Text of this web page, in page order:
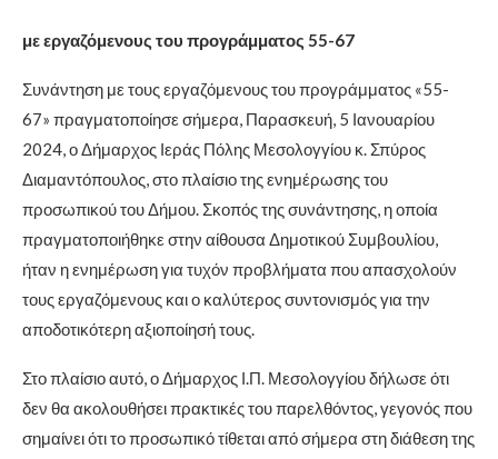
με εργαζόμενους του προγράμματος 55-67
Συνάντηση με τους εργαζόμενους του προγράμματος «55-
67» πραγματοποίησε σήμερα, Παρασκευή, 5 Ιανουαρίου
2024, ο Δήμαρχος Ιεράς Πόλης Μεσολογγίου κ. Σπύρος
Διαμαντόπουλος, στο πλαίσιο της ενημέρωσης του
προσωπικού του Δήμου. Σκοπός της συνάντησης, η οποία
πραγματοποιήθηκε στην αίθουσα Δημοτικού Συμβουλίου,
ήταν η ενημέρωση για τυχόν προβλήματα που απασχολούν
τους εργαζόμενους και ο καλύτερος συντονισμός για την
αποδοτικότερη αξιοποίησή τους.
Στο πλαίσιο αυτό, ο Δήμαρχος Ι.Π. Μεσολογγίου δήλωσε ότι
δεν θα ακολουθήσει πρακτικές του παρελθόντος, γεγονός που
σημαίνει ότι το προσωπικό τίθεται από σήμερα στη διάθεση της